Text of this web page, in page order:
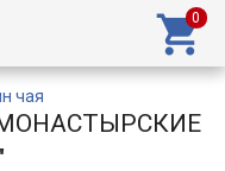

"МОНАСТЫРСКИЕ